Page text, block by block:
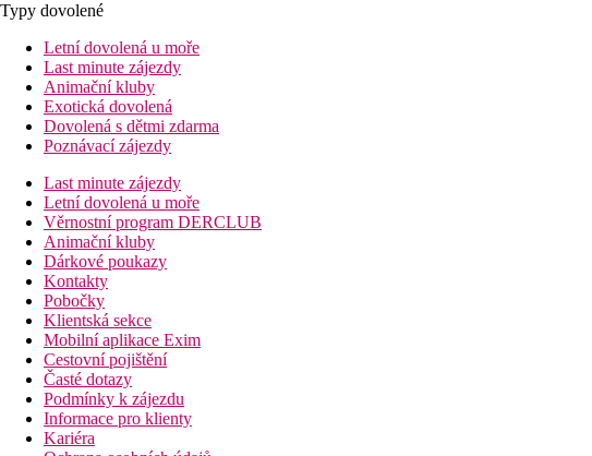
Typy dovolené
Letní dovolená u moře
Last minute zájezdy
Animační kluby
Exotická dovolená
Dovolená s dětmi zdarma
Poznávací zájezdy
Last minute zájezdy
Letní dovolená u moře
Věrnostní program DERCLUB
Animační kluby
Dárkové poukazy
Kontakty
Pobočky
Klientská sekce
Mobilní aplikace Exim
Cestovní pojištění
Časté dotazy
Podmínky k zájezdu
Informace pro klienty
Kariéra